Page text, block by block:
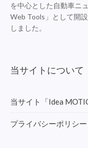
を中心とした自動車ニ
Web Tools」として開
しました。
当サイトについて
当サイト「Idea
プライバシーポリシー